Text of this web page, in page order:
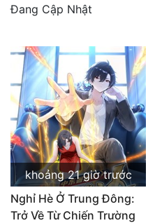
Đang Cập Nhật
khoảng 21 giờ trước
Nghỉ Hè Ở Trung Đông:
Trở Về Từ Chiến Trường